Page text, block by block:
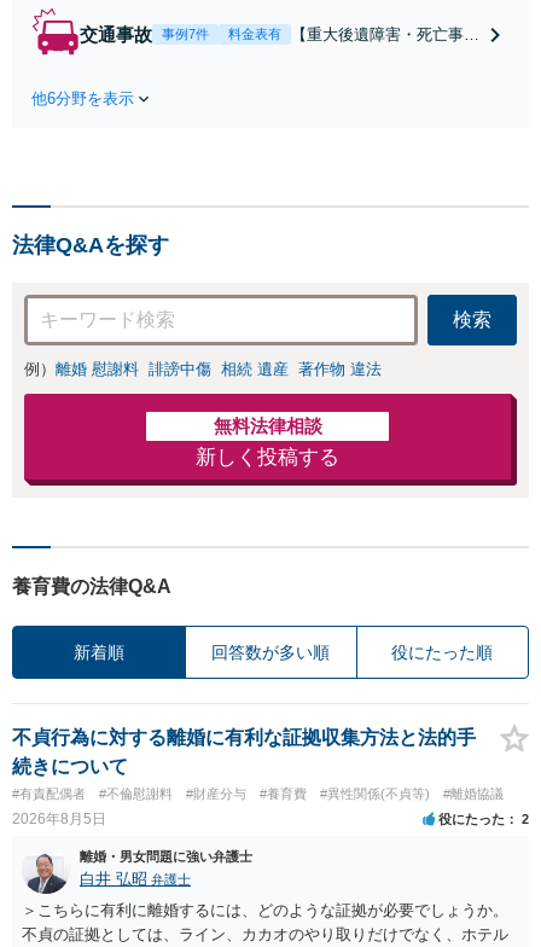
条件で離婚ができ
交通事故 事例7件 料金表有
【重大後遺障害・死亡事案
応・納得できる解決を」
他6分野を表示
法律Q&Aを探す
検索
例） 離婚 慰謝料 誹謗中傷 相続 遺産 著作物 違法
無料法律相談
新しく投稿する
養育費の法律Q&A
新着順 回答数が多い順 役にたった順
不貞行為に対する離婚に有利な証拠収集方法と法的手
続きについて
#有責配偶者 #不倫慰謝料 #財産分与 #養育費 #異性関係(不貞等) #離婚協議
2026年8月5日 役にたった 2
離婚・男女問題に強い弁護士
白井 弘昭 弁護士
＞こちらに有利に離婚するには、どのような証拠が必要でしょうか。
不貞の証拠としては、ライン、カカオのやり取りだけでなく、ホテル